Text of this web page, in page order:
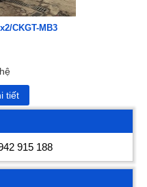
CKGT-MB3
tiết
915 188